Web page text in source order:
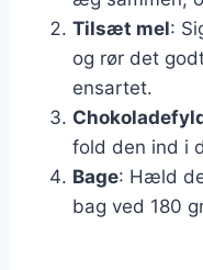
Tilsæt mel:
og rør det
ensartet.
fold den ind i
Bage: Hæld
bag ved 180